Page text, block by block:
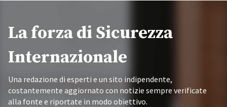
La forza di Sicurezza
Internazionale
Una redazione di esperti e un sito indipendente,
costantemente aggiornato con notizie sempre verificate
alla fonte e riportate in modo obiettivo.